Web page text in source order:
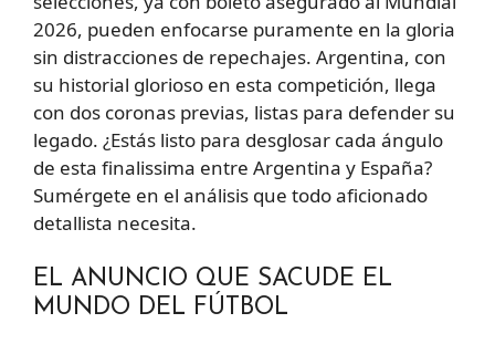
2026, pueden enfocarse puramente en la gloria
sin distracciones de repechajes. Argentina, con
su historial glorioso en esta competición, llega
con dos coronas previas, listas para defender su
legado. ¿Estás listo para desglosar cada ángulo
de esta finalissima entre Argentina y España?
Sumérgete en el análisis que todo aficionado
detallista necesita.
EL ANUNCIO QUE SACUDE EL
MUNDO DEL FÚTBOL